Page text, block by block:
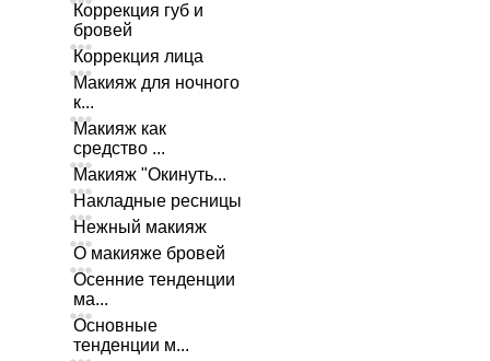
Коррекция губ и
бровей
Коррекция лица
Макияж для ночного
к...
Макияж как
средство ...
Макияж "Окинуть...
Накладные ресницы
Нежный макияж
О макияже бровей
Осенние тенденции
ма...
Основные
тенденции м...